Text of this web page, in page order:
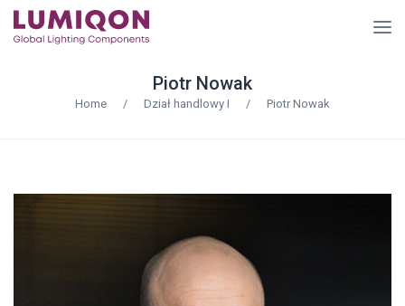
Piotr Nowak
Home / Dział handlowy I / Piotr Nowak